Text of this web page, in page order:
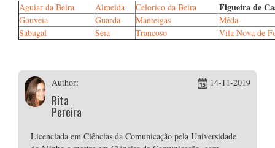
Aguiar da Beira Almeida Celorico da Beira Figueira de
Gouveia Guarda Manteigas
Mêda
Sabugal
Seia Trancoso Vila Nova de
Author:
Rita
Pereira
14-11-2019
Licenciada em Ciências da Comunicação pela Universidade